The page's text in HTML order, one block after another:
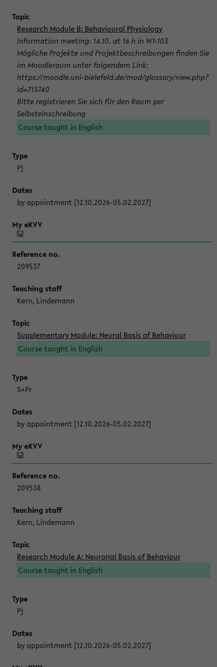
Research Module B: Behavioural Physiology
Information meeting: 14.10. at 16 h in W1-103
Mögliche Projekte und Projektbeschreibungen finden Sie
im Moodleraum unter folgendem Link:
https://moodle.uni-bielefeld.de/mod/glossary/view.php?
id=713740
Bitte registrieren Sie sich für den Raum per
Selbsteinschreibung
Course taught in English
Pj
by appointment [12.10.2026-05.02.2027]
209537
Kern, Lindemann
Supplementary Module: Neural Basis of Behaviour
Course taught in English
S+Pr
by appointment [12.10.2026-05.02.2027]
209538
Kern, Lindemann
Research Module A: Neuronal Basis of Behaviour
Course taught in English
Pj
by appointment [12.10.2026-05.02.2027]